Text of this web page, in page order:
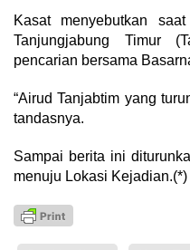
Kasat menyebutkan
Tanjungjabung Timur
pencarian bersama
“Airud Tanjabtim yang
tandasnya.
Sampai berita ini
menuju Lokasi Kejadian.(*)